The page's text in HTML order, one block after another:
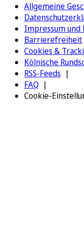
Allgemeine
Impressum und
Barrierefreiheit
Cookies &
Kölnische
RSS-Feeds
FAQ
Cookie-